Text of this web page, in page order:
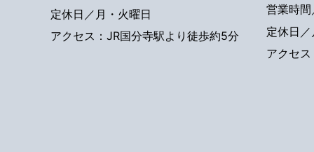
定休日／月・火曜日
アクセス：JR国分寺駅より徒歩約5分
営業時間
定休日
アクセ